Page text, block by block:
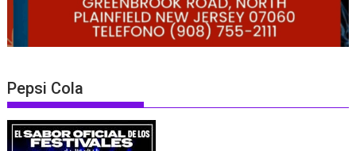
Pepsi Cola